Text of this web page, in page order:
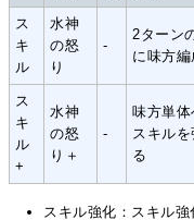
ス
キ
ル
水神
の怒
り
-
2ターン
に味方
ス
キ
ル
+
水神
の怒
り＋
-
味方単体
スキル
る
スキル強化：スキル